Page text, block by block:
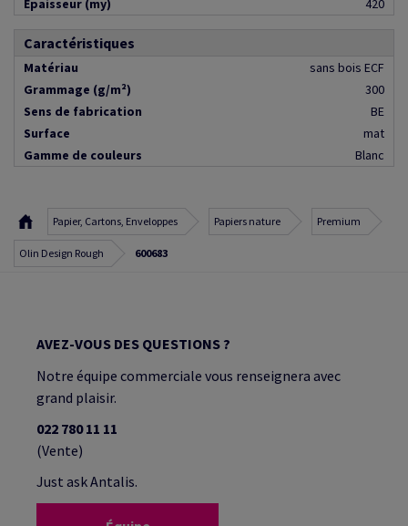
Épaisseur (my) 420
Caractéristiques
Matériau
sans bois ECF
Grammage (g/m²)
300
Sens de fabrication
BE
Surface
mat
Gamme de couleurs
Blanc
Papier, Cartons, Enveloppes Papiers nature Premium
Olin Design Rough 600683
AVEZ-VOUS DES QUESTIONS ?
Notre équipe commerciale vous renseignera avec
grand plaisir.
022 780 11 11
(Vente)
Just ask Antalis.